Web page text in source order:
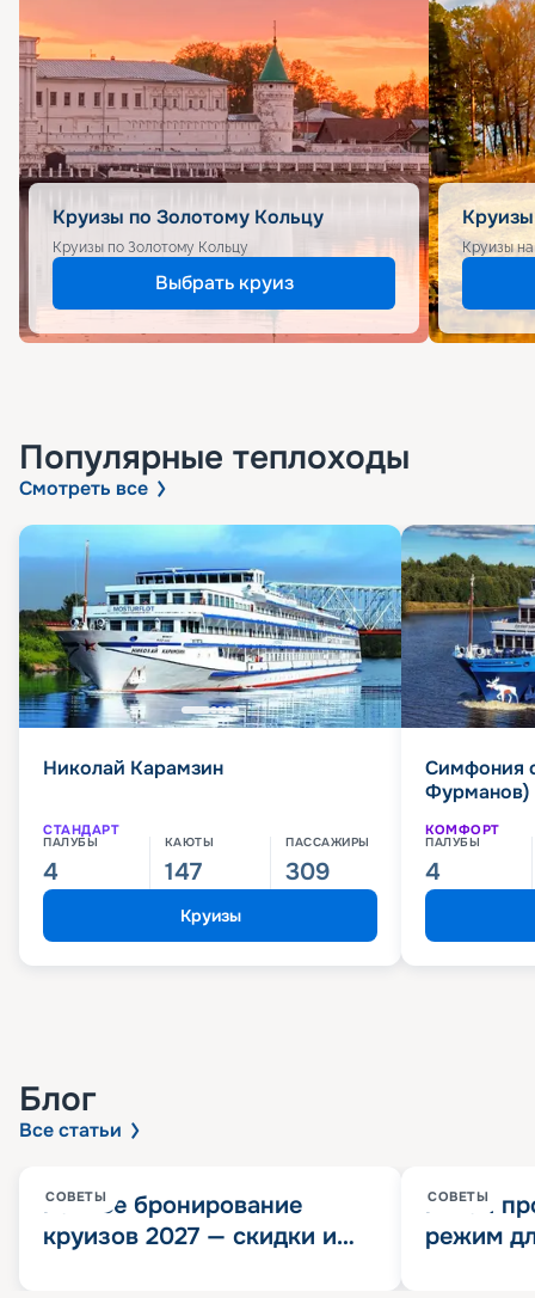
Круизы по Золотому Кольцу
Круизы по Золотому Кольцу
Выбрать круиз
Круизы
Популярные теплоходы
Смотреть все
Николай Карамзин
СТАНДАРТ
ПАЛУБЫ
4
КАЮТЫ
147
ПАССАЖИРЫ
309
Круизы
Симфония
Фурманов)
КОМФОРТ
ПАЛУБЫ
4
Блог
Все статьи
СОВЕТЫ
Раннее бронирование
круизов 2027 — скидки и
СОВЕТЫ
Китай
режим